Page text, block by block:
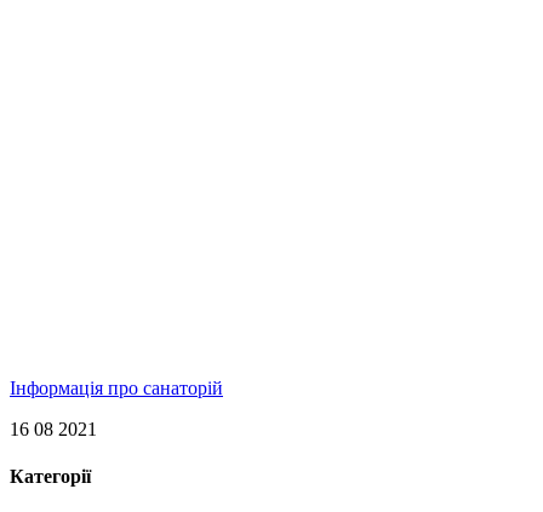
Інформація про санаторій
16 08 2021
Категорії